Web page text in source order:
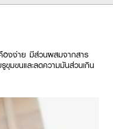
องง่าย มีส่วนผสมจากสาร
มขนและลดความมันส่วนเกิน